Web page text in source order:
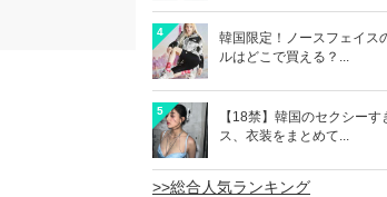
4
韓国限定！ノースフェイス
ルはどこで買える？...
5
【18禁】韓国のセクシー
ス、衣装をまとめて...
>>総合人気ランキング